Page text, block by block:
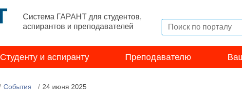
Система ГАРАНТ для студентов,
аспирантов и преподавателей
Студенту и аспиранту Преподавателю
События 24 июня 2025